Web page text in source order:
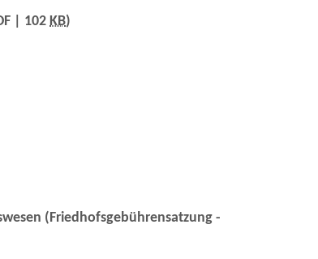
| 102 KB)
(Friedhofsgebührensatzung -